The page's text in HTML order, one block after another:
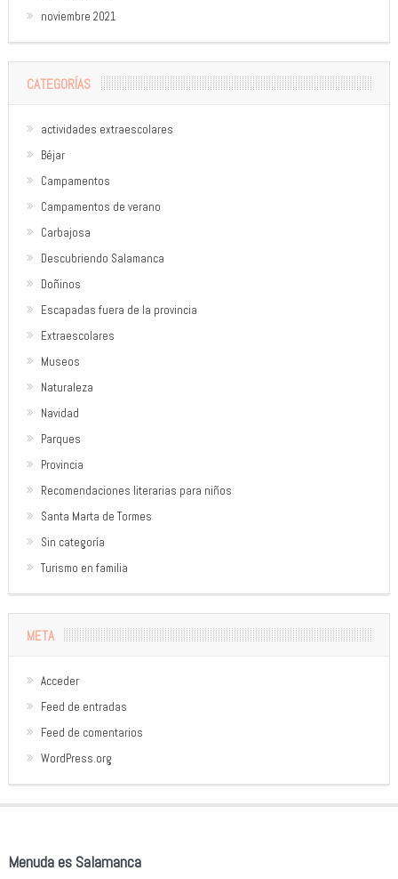
noviembre 2021
CATEGORÍAS
actividades extraescolares
Béjar
Campamentos
Campamentos de verano
Carbajosa
Descubriendo Salamanca
Doñinos
Escapadas fuera de la provincia
Extraescolares
Museos
Naturaleza
Navidad
Parques
Provincia
Recomendaciones literarias para niños
Santa Marta de Tormes
Sin categoría
Turismo en familia
META
Acceder
Feed de entradas
Feed de comentarios
WordPress.org
Menuda es Salamanca